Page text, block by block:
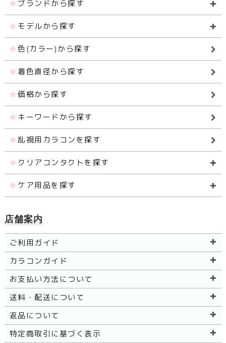
ブランドから探す
モデルから探す
色(カラー)から探す
着色直径から探す
価格から探す
キーワードから探す
乱視用カラコンを探す
クリアコンタクトを探す
ケア用品を探す
店舗案内
ご利用ガイド
カラコンガイド
お支払い方法について
送料・配送について
返品について
特定商取引に基づく表示